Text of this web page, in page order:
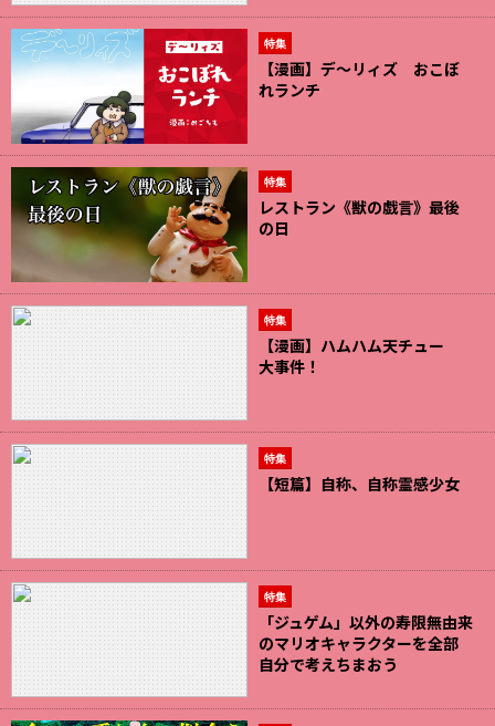
特集
【漫画】デ～リィズ おこぼ
れランチ
特集
レストラン《獣の戯言》最後
の日
特集
【漫画】ハムハム天チュー
大事件！
特集
【短篇】自称、自称霊感少女
特集
「ジュゲム」以外の寿限無由来
のマリオキャラクターを全部
自分で考えちまおう